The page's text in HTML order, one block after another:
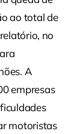
ao total de
no
A
empresas
motoristas